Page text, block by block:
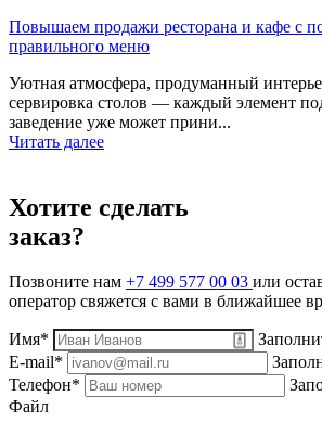
Повышаем продажи ресторана и кафе с
правильного меню
Уютная атмосфера, продуманный
сервировка столов — каждый элемент
заведение уже может прини...
Читать далее
Хотите сделать
заказ?
Позвоните нам +7 499 577 00 03 или
оператор свяжется с вами в ближайшее
Имя*
E-mail*
Телефон*
Файл